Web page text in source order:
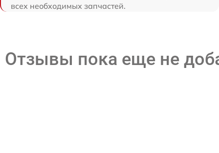
всех необходимых запчастей.
Отзывы пока еще не